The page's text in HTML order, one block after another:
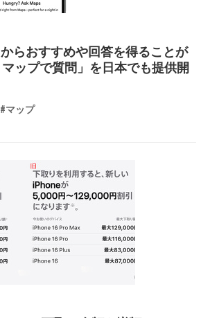
からおすすめや回答を得ることが
マップで質問」を日本でも提供開
#マップ